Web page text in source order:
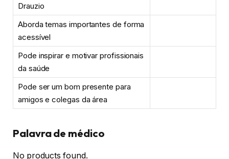
Drauzio
Aborda temas importantes de forma
acessível
Pode inspirar e motivar profissionais
da saúde
Pode ser um bom presente para
amigos e colegas da área
Palavra de médico
No products found.